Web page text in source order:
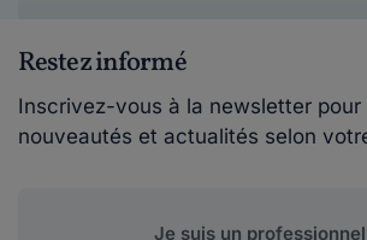
Restez informé
Inscrivez-vous à la newsletter pour
nouveautés et actualités selon